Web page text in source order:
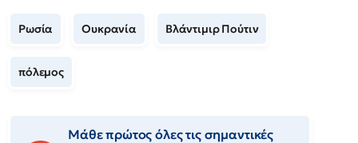
Ρωσία Ουκρανία Βλάντιμιρ Πούτιν
πόλεμος
Μάθε πρώτος όλες τις σημαντικές